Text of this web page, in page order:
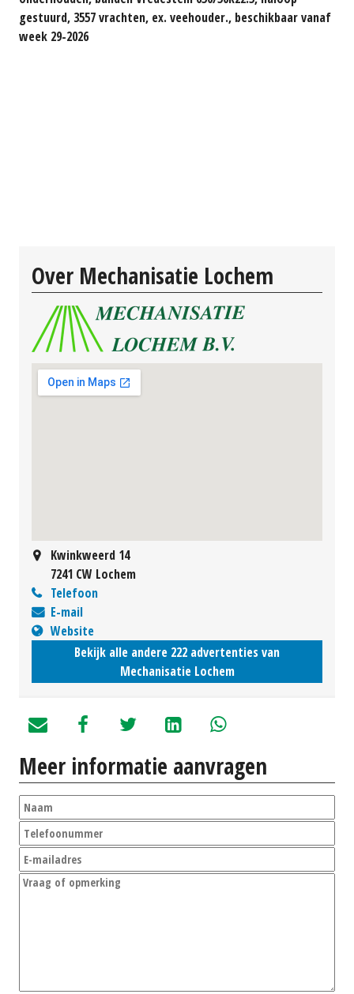
gestuurd, 3557 vrachten, ex. veehouder., beschikbaar vanaf
week 29-2026
Over Mechanisatie Lochem
Kwinkweerd 14
7241 CW Lochem
Telefoon
E-mail
Website
Bekijk alle andere 222 advertenties van
Mechanisatie Lochem
Meer informatie aanvragen